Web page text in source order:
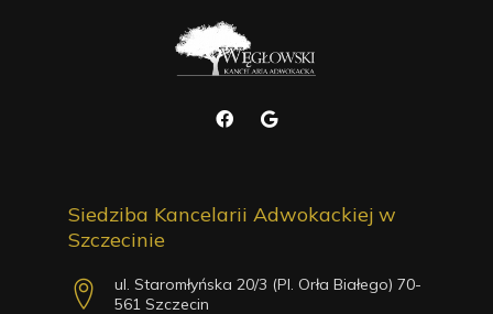
Siedziba Kancelarii Adwokackiej w
Szczecinie
ul. Staromłyńska 20/3 (Pl. Orła Białego) 70-
561 Szczecin